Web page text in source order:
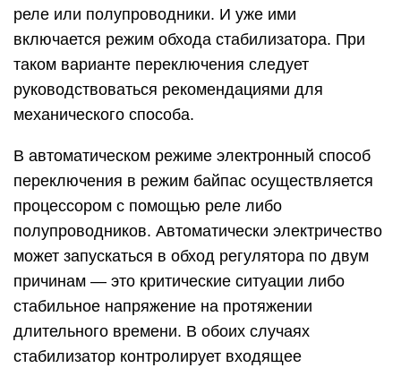
реле или полупроводники. И уже ими
включается режим обхода стабилизатора. При
таком варианте переключения следует
руководствоваться рекомендациями для
механического способа.
В автоматическом режиме электронный способ
переключения в режим байпас осуществляется
процессором с помощью реле либо
полупроводников. Автоматически электричество
может запускаться в обход регулятора по двум
причинам — это критические ситуации либо
стабильное напряжение на протяжении
длительного времени. В обоих случаях
стабилизатор контролирует входящее